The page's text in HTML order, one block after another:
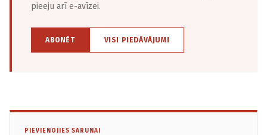
pieeju arī e-avīzei.
ABONĒT VISI PIEDĀVĀJUMI
PIEVIENOJIES SARUNAI